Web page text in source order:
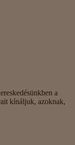
a
kínáljuk, azoknak,